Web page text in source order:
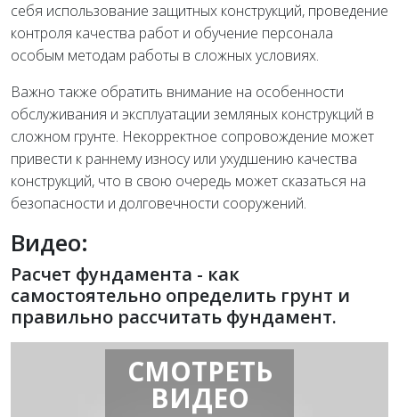
себя использование защитных конструкций, проведение
контроля качества работ и обучение персонала
особым методам работы в сложных условиях.
Важно также обратить внимание на особенности
обслуживания и эксплуатации земляных конструкций в
сложном грунте. Некорректное сопровождение может
привести к раннему износу или ухудшению качества
конструкций, что в свою очередь может сказаться на
безопасности и долговечности сооружений.
Видео:
Расчет фундамента - как
самостоятельно определить грунт и
правильно рассчитать фундамент.
СМОТРЕТЬ
ВИДЕО